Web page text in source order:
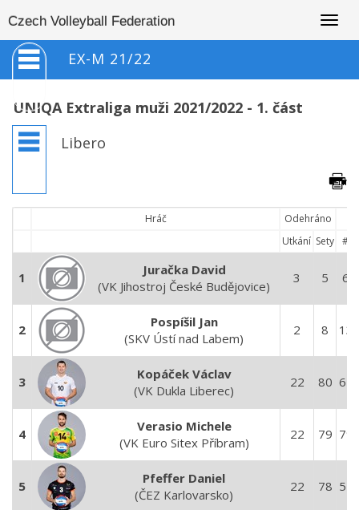
Czech Volleyball Federation
EX-M 21/22
UNIQA Extraliga muži 2021/2022 - 1. část
Libero
Hráč
Odehráno
Utkání Sety #
1
Juračka David
(VK Jihostroj České Budějovice)
3 5 6
2
Pospíšil Jan
(SKV Ústí nad Labem)
2 8 13
3
Kopáček Václav
(VK Dukla Liberec)
22 80 67
4
Verasio Michele
(VK Euro Sitex Příbram)
22 79 79
5
Pfeffer Daniel
(ČEZ Karlovarsko)
22 78 54